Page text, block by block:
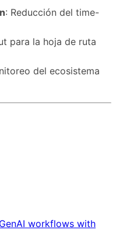
: Reducción del time-
para la hoja de ruta
del ecosistema
workflows with